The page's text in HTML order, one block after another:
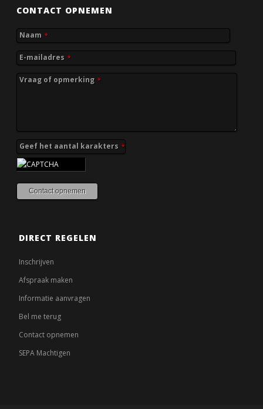
CONTACT OPNEMEN
Naam *
E-mailadres *
Vraag of opmerking *
Geef het aantal karakters *
Contact opnemen
DIRECT REGELEN
Inschrijven
Afspraak maken
Informatie aanvragen
Bel me terug
Contact opnemen
SEPA Machtigen